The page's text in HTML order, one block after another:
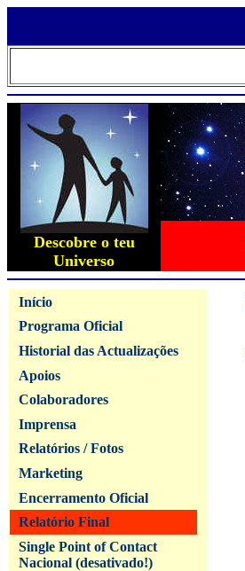
Descobre o teu
Universo
Início
Programa Oficial
Historial das Actualizações
Apoios
Colaboradores
Imprensa
Relatórios / Fotos
Marketing
Encerramento Oficial
Relatório Final
Single Point of Contact
Nacional (desativado!)